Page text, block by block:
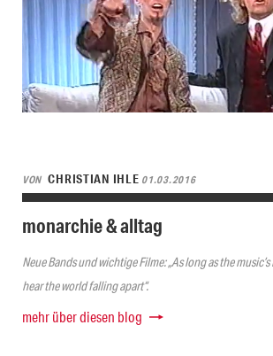
VON CHRISTIAN IHLE 01.03.2016
monarchie & alltag
Neue Bands und wichtige Filme: „As long as the
hear the world falling apart“.
mehr über diesen blog